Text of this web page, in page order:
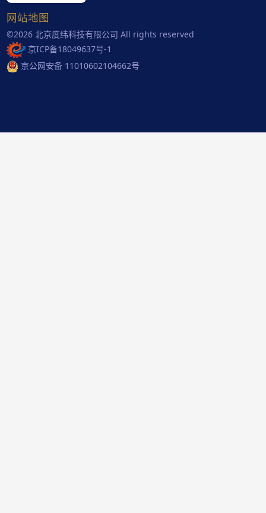
网站地图
©2026 北京度纬科技有限公司 All rights reserved
京ICP备18049637号-1
京公网安备 11010602104662号